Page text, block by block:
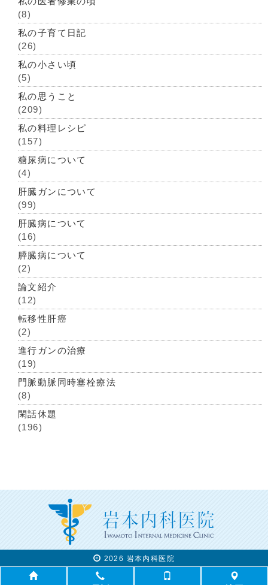
(8)
私の子育て日記
(26)
私の小さい頃
(5)
私の思うこと
(209)
私の料理レシピ
(157)
糖尿病について
(4)
肝臓ガンについて
(99)
肝臓病について
(16)
膵臓病について
(2)
論文紹介
(12)
転移性肝癌
(2)
進行ガンの治療
(19)
門脈動脈同時塞栓療法
(8)
閑話休題
(196)
2026 岩本内科医院